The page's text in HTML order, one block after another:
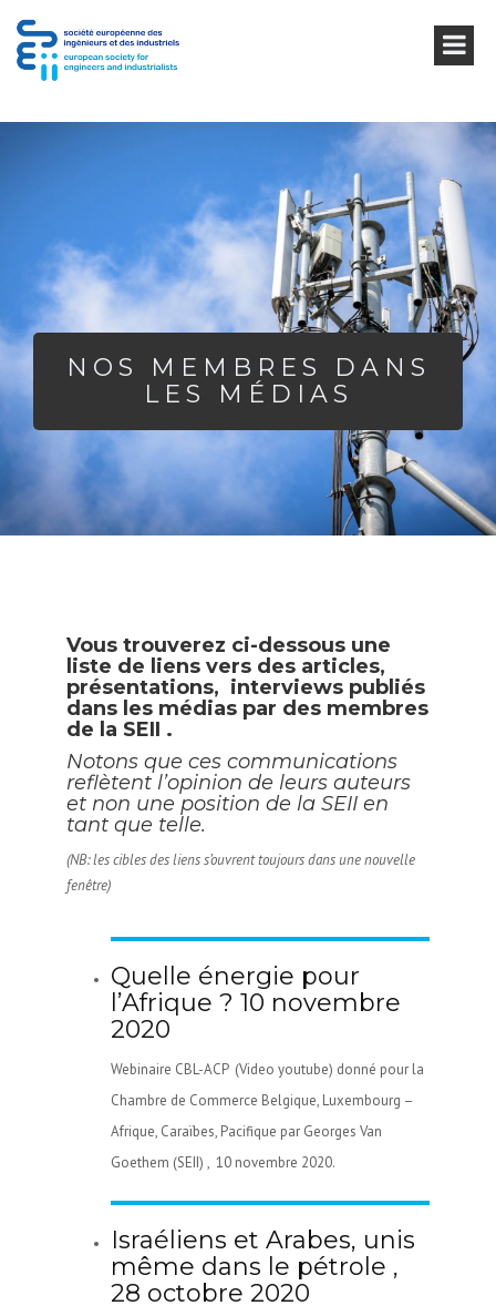
NOS MEMBRES DANS
LES MÉDIAS
Vous trouverez ci-dessous une
liste de liens vers des articles,
présentations, interviews publiés
dans les médias par des membres
de la SEII .
Notons que ces communications
reflètent l’opinion de leurs auteurs
et non une position de la SEII en
tant que telle.
(NB: les cibles des liens s’ouvrent toujours dans une nouvelle
fenêtre)
Quelle énergie pour
l’Afrique ? 10 novembre
2020
Webinaire CBL-ACP (Video youtube) donné pour la
Chambre de Commerce Belgique, Luxembourg –
Afrique, Caraïbes, Pacifique par Georges Van
Goethem (SEII) , 10 novembre 2020.
Israéliens et Arabes, unis
même dans le pétrole ,
28 octobre 2020